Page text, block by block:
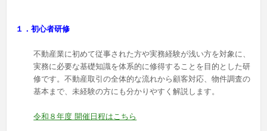
１．初心者研修
不動産業に初めて従事された方や実務経験が浅い方を対象に、
実務に必要な基礎知識を体系的に修得することを目的とした研
修です。不動産取引の全体的な流れから顧客対応、物件調査の
基本まで、未経験の方にも分かりやすく解説します。
令和８年度 開催日程はこちら